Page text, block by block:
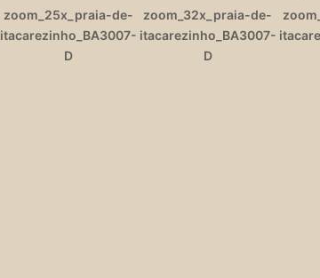
zoom_25x_praia-de-
itacarezinho_BA3007-
D
zoom_32x_praia-de-
itacarezinho_BA3007-
D